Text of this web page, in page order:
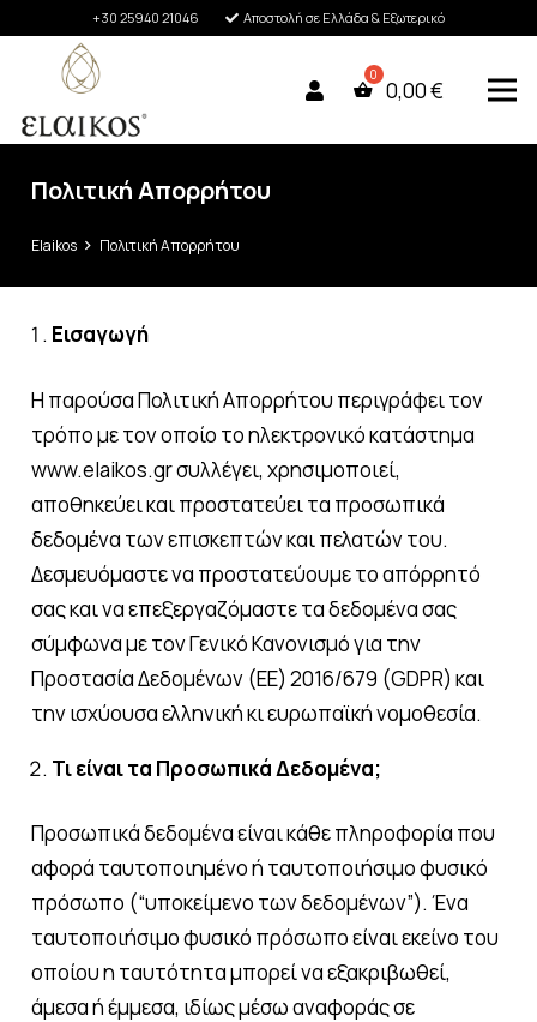
+30 25940 21046 Αποστολή σε Ελλάδα & Εξωτερικό
0,00€
Πολιτική Aπορρήτου
Elaikos Πολιτική Aπορρήτου
Εισαγωγή
Η παρούσα Πολιτική Απορρήτου περιγράφει τον
τρόπο με τον οποίο το ηλεκτρονικό κατάστημα
www.elaikos.gr συλλέγει, χρησιμοποιεί,
αποθηκεύει και προστατεύει τα προσωπικά
δεδομένα των επισκεπτών και πελατών του.
Δεσμευόμαστε να προστατεύουμε το απόρρητό
σας και να επεξεργαζόμαστε τα δεδομένα σας
σύμφωνα με τον Γενικό Κανονισμό για την
Προστασία Δεδομένων (ΕΕ) 2016/679 (GDPR) και
την ισχύουσα ελληνική κι ευρωπαϊκή νομοθεσία.
Τι είναι τα Προσωπικά Δεδομένα;
Προσωπικά δεδομένα είναι κάθε πληροφορία που
αφορά ταυτοποιημένο ή ταυτοποιήσιμο φυσικό
πρόσωπο (“υποκείμενο των δεδομένων”). Ένα
ταυτοποιήσιμο φυσικό πρόσωπο είναι εκείνο του
οποίου η ταυτότητα μπορεί να εξακριβωθεί,
άμεσα ή έμμεσα, ιδίως μέσω αναφοράς σε